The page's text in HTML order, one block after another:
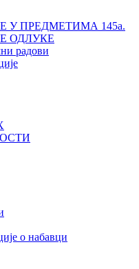
У ПРЕДМЕТИМА 145а.
ОДЛУКЕ
радови
о набавци